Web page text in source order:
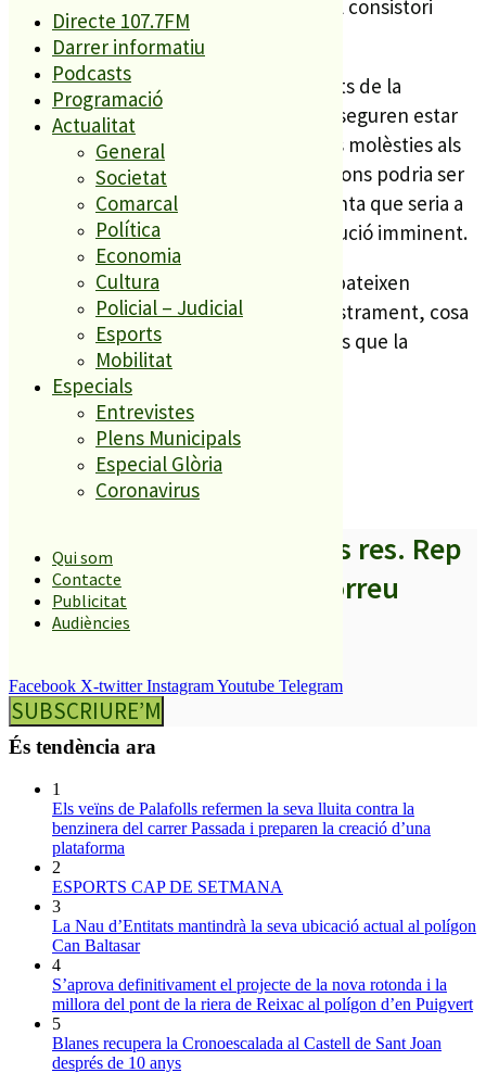
Directe 107.7FM
Darrer informatiu
Podcasts
Programació
Actualitat
General
Societat
Comarcal
Política
Economia
Cultura
Policial – Judicial
Esports
Mobilitat
Especials
Entrevistes
Plens Municipals
Especial Glòria
Coronavirus
Qui som
Contacte
Publicitat
Audiències
Facebook X-twitter InstagramYoutube Telegram
reconeixen reunions i trobades amb el consistori
palafollenc.
En aquest sentit afirmen ser conscients de la
problèmàtica del barri de St Lluís, i asseguren estar
buscant una solució per minimitzar les molèsties als
veïns. Una d’aquestes possibles solucions podria ser
el 3r transformador, però Endesa apunta que seria a
“molt llarg termini” i no pas com a solució imminent.
Els veïns de St Lluís fa setmanes que pateixen
problemes i incidències en el subministrament, cosa
que afecta al més d’un miler d’abonats que la
companyia té en aquesta zona de PLF.
A partir d’ara no et perdis res. Rep
els titulars al teu correu
SUBSCRIURE’M
És tendència ara
1
Els veïns de Palafolls refermen la seva lluita contra la
benzinera del carrer Passada i preparen la creació d’una
plataforma
2
ESPORTS CAP DE SETMANA
3
La Nau d’Entitats mantindrà la seva ubicació actual al polígon
Can Baltasar
4
S’aprova definitivament el projecte de la nova rotonda i la
millora del pont de la riera de Reixac al polígon d’en Puigvert
5
Blanes recupera la Cronoescalada al Castell de Sant Joan
després de 10 anys